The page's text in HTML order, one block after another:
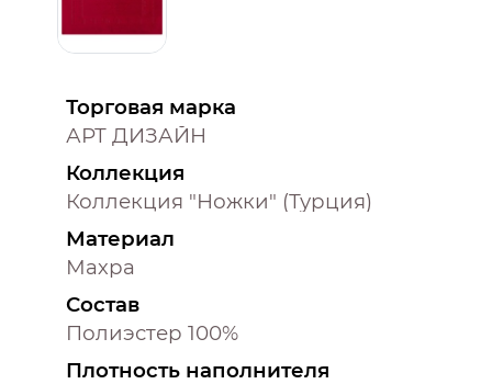
Торговая марка
АРТ ДИЗАЙН
Коллекция
Коллекция "Ножки" (Турция)
Материал
Махра
Состав
Полиэстер 100%
Плотность наполнителя